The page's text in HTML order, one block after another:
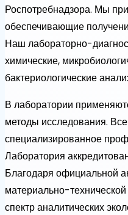
Роспотребнадзора. Мы
обеспечивающие
Наш лабораторно-
химические,
бактериологические
В лаборатории
методы исследования.
специализированное
Лаборатория
Благодаря официальной
материально-
спектр аналитических